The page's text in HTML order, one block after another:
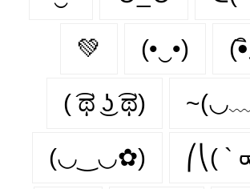
💚 (•‿•)
( ͡ಥ ͜ʖ ͡ಥ)
(◡‿◡✿) ⎛⎝( `